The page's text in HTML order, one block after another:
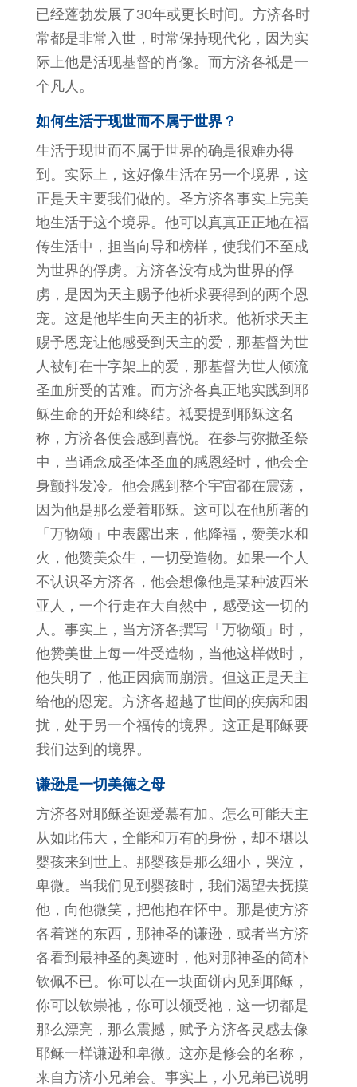
已经蓬勃发展了30年或更长时间。方济各时
常都是非常入世，时常保持现代化，因为实
际上他是活现基督的肖像。而方济各祗是一
个凡人。
如何生活于现世而不属于世界？
生活于现世而不属于世界的确是很难办得
到。实际上，这好像生活在另一个境界，这
正是天主要我们做的。圣方济各事实上完美
地生活于这个境界。他可以真真正正地在福
传生活中，担当向导和榜样，使我们不至成
为世界的俘虏。方济各没有成为世界的俘
虏，是因为天主赐予他祈求要得到的两个恩
宠。这是他毕生向天主的祈求。他祈求天主
赐予恩宠让他感受到天主的爱，那基督为世
人被钉在十字架上的爱，那基督为世人倾流
圣血所受的苦难。而方济各真正地实践到耶
稣生命的开始和终结。祗要提到耶稣这名
称，方济各便会感到喜悦。在参与弥撒圣祭
中，当诵念成圣体圣血的感恩经时，他会全
身颤抖发冷。他会感到整个宇宙都在震荡，
因为他是那么爱着耶稣。这可以在他所著的
「万物颂」中表露出来，他降福，赞美水和
火，他赞美众生，一切受造物。如果一个人
不认识圣方济各，他会想像他是某种波西米
亚人，一个行走在大自然中，感受这一切的
人。事实上，当方济各撰写「万物颂」时，
他赞美世上每一件受造物，当他这样做时，
他失明了，他正因病而崩溃。但这正是天主
给他的恩宠。方济各超越了世间的疾病和困
扰，处于另一个福传的境界。这正是耶稣要
我们达到的境界。
谦逊是一切美德之母
方济各对耶稣圣诞爱慕有加。怎么可能天主
从如此伟大，全能和万有的身份，却不堪以
婴孩来到世上。那婴孩是那么细小，哭泣，
卑微。当我们见到婴孩时，我们渴望去抚摸
他，向他微笑，把他抱在怀中。那是使方济
各着迷的东西，那神圣的谦逊，或者当方济
各看到最神圣的奥迹时，他对那神圣的简朴
钦佩不已。你可以在一块面饼内见到耶稣，
你可以钦崇祂，你可以领受祂，这一切都是
那么漂亮，那么震撼，赋予方济各灵感去像
耶稣一样谦逊和卑微。这亦是修会的名称，
来自方济小兄弟会。事实上，小兄弟已说明